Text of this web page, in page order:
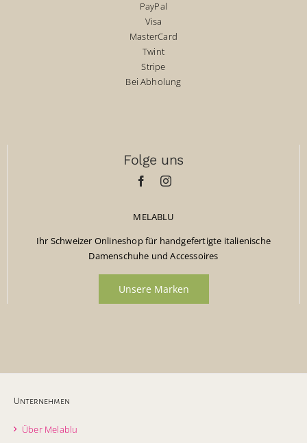
PayPal
Visa
MasterCard
Twint
Stripe
Bei Abholung
Folge uns
MELABLU
Ihr Schweizer Onlineshop für handgefertigte italienische
Damenschuhe und Accessoires
Unsere Marken
Unternehmen
Über Melablu